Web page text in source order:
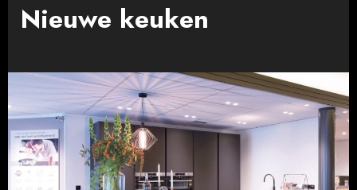
Nieuwe keuken